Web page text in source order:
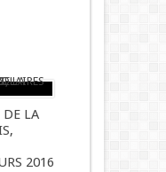
LA
2016